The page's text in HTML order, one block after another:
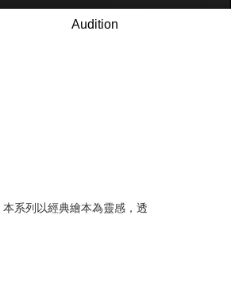
Audition
系列以經典繪本為靈感，透